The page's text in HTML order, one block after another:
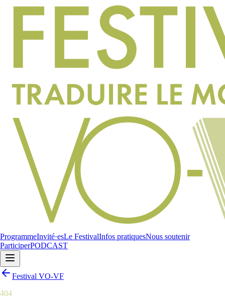
ProgrammeInvité·esLe FestivalInfos pratiquesNous soutenir
ParticiperPODCAST
Festival VO-VF
404